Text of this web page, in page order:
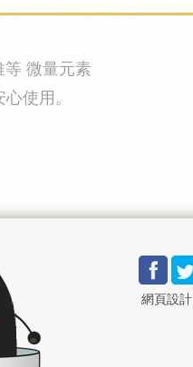
微量元素
使用。
網頁設計